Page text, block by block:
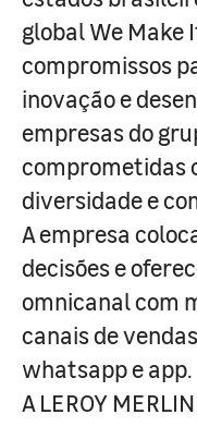
global We Make
compromissos
inovação e
empresas do
comprometidas
diversidade e
A empresa
decisões e
omnicanal com
canais de
whatsapp e app.
A LEROY